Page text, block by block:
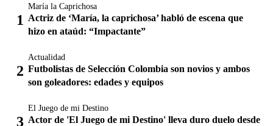
María la Caprichosa
Actriz de ‘María, la caprichosa’ habló de escena que
hizo en ataúd: “Impactante”
Actualidad
Futbolistas de Selección Colombia son novios y ambos
son goleadores: edades y equipos
El Juego de mi Destino
Actor de 'El Juego de mi Destino' lleva duro duelo desde